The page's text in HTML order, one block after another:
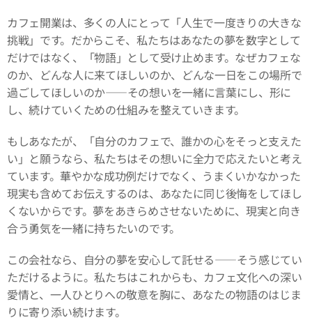
カフェ開業は、多くの人にとって「人生で一度きりの大きな
挑戦」です。だからこそ、私たちはあなたの夢を数字として
だけではなく、「物語」として受け止めます。なぜカフェな
のか、どんな人に来てほしいのか、どんな一日をこの場所で
過ごしてほしいのか――その想いを一緒に言葉にし、形に
し、続けていくための仕組みを整えていきます。
もしあなたが、「自分のカフェで、誰かの心をそっと支えた
い」と願うなら、私たちはその想いに全力で応えたいと考え
ています。華やかな成功例だけでなく、うまくいかなかった
現実も含めてお伝えするのは、あなたに同じ後悔をしてほし
くないからです。夢をあきらめさせないために、現実と向き
合う勇気を一緒に持ちたいのです。
この会社なら、自分の夢を安心して託せる――そう感じてい
ただけるように。私たちはこれからも、カフェ文化への深い
愛情と、一人ひとりへの敬意を胸に、あなたの物語のはじま
りに寄り添い続けます。